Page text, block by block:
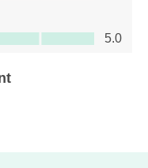
sur 5
5.0